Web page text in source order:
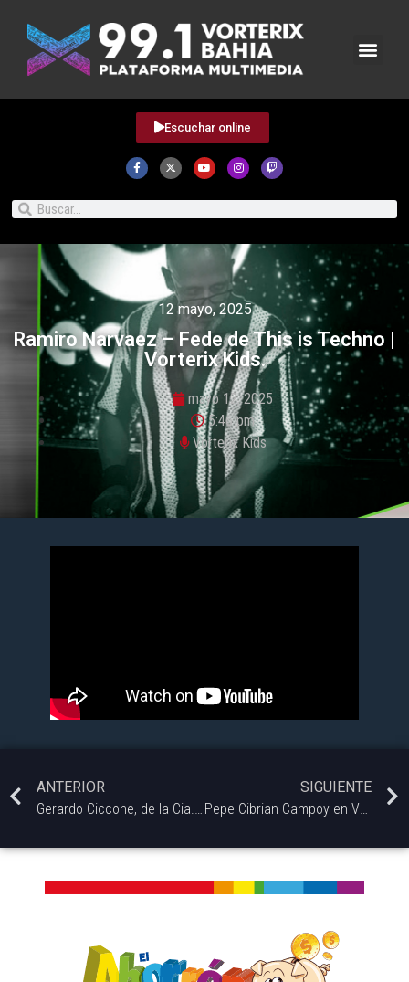
Escuchar online
12 mayo, 2025
Ramiro Narvaez – Fede de This is Techno |
Vorterix Kids.
mayo 12, 2025
5:46 pm
Vorterix Kids
ANTERIOR
SIGUIENTE
Pepe Cibrian Campoy en Vorterix Kids.